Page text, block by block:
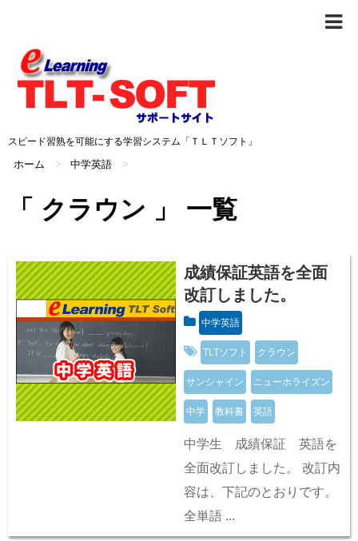
スピード習熟を可能にする学習システム「ＴＬＴソフト」
ホーム > 中学英語 >
「 クラウン 」 一覧
成績保証英語を全面
改訂しました。
中学英語
TLTソフト クラウン
サンシャイン ニューホライズン
中学 教科書 英語
中学生 成績保証 英語を
全面改訂しました。 改訂内
容は、下記のとおりです。
全単語 ...